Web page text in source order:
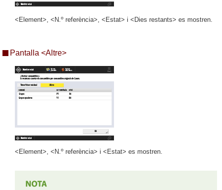
<Element>, <N.º referència>, <Estat> i <Dies restants> es mostren.
Pantalla <Altre>
<Element>, <N.º referència> i <Estat> es mostren.